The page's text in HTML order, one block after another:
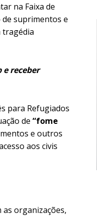
na Faixa de
de suprimentos e
tragédia
receber
para Refugiados
de “fome
e outros
aos civis
as organizações,